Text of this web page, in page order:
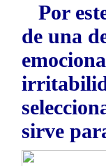
Por
de una
sirve